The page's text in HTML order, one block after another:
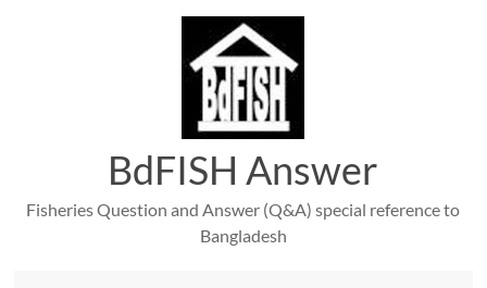
BdFISH Answer
Fisheries Question and Answer (Q&A) special reference to
Bangladesh